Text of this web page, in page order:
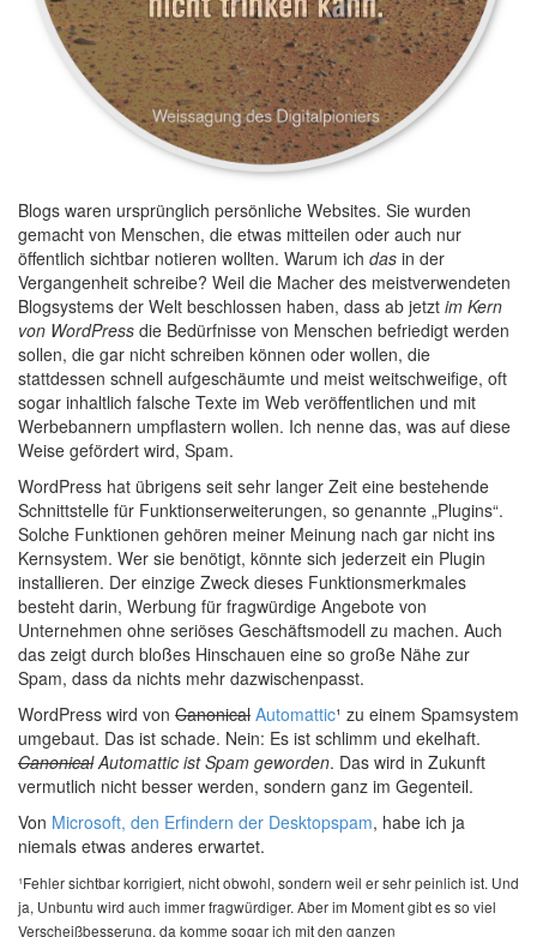
Blogs waren ursprünglich persönliche Websites. Sie wurden
gemacht von Menschen, die etwas mitteilen oder auch nur
öffentlich sichtbar notieren wollten. Warum ich das in der
Vergangenheit schreibe? Weil die Macher des meistverwendeten
Blogsystems der Welt beschlossen haben, dass ab jetzt im Kern
von WordPress die Bedürfnisse von Menschen befriedigt werden
sollen, die gar nicht schreiben können oder wollen, die
stattdessen schnell aufgeschäumte und meist weitschweifige, oft
sogar inhaltlich falsche Texte im Web veröffentlichen und mit
Werbebannern umpflastern wollen. Ich nenne das, was auf diese
Weise gefördert wird, Spam.
WordPress hat übrigens seit sehr langer Zeit eine bestehende
Schnittstelle für Funktionserweiterungen, so genannte „Plugins“.
Solche Funktionen gehören meiner Meinung nach gar nicht ins
Kernsystem. Wer sie benötigt, könnte sich jederzeit ein Plugin
installieren. Der einzige Zweck dieses Funktionsmerkmales
besteht darin, Werbung für fragwürdige Angebote von
Unternehmen ohne seriöses Geschäftsmodell zu machen. Auch
das zeigt durch bloßes Hinschauen eine so große Nähe zur
Spam, dass da nichts mehr dazwischenpasst.
WordPress wird von Canonical Automattic¹ zu einem Spamsystem
umgebaut. Das ist schade. Nein: Es ist schlimm und ekelhaft.
CanonicalAutomattic ist Spam geworden. Das wird in Zukunft
vermutlich nicht besser werden, sondern ganz im Gegenteil.
Von Microsoft, den Erfindern der Desktopspam, habe ich ja
niemals etwas anderes erwartet.
¹Fehler sichtbar korrigiert, nicht obwohl, sondern weil er sehr peinlich ist. Und
ja, Unbuntu wird auch immer fragwürdiger. Aber im Moment gibt es so viel
Verscheißbesserung, da komme sogar ich mit den ganzen